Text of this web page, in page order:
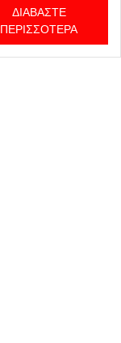
ΔΙΑΒΆΣΤΕ
ΠΕΡΙΣΣΌΤΕΡΑ